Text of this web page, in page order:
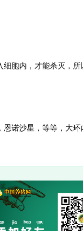
内，才能杀灭，所
诺沙星，等等，大环